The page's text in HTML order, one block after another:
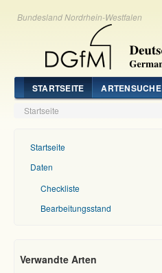
Bundesland Nordrhein-Westfalen
STARTSEITE ARTENSUCHE
Startseite
Startseite
Daten
Checkliste
Bearbeitungsstand
Verwandte Arten